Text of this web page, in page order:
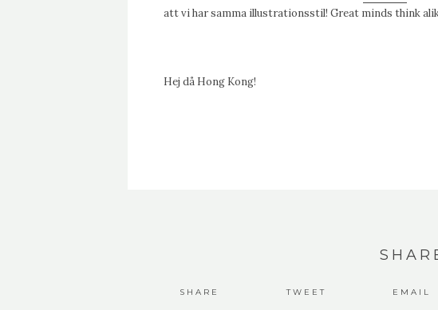
att vi har samma illustrationsstil! Great minds think
Hej då Hong Kong!
SHARE TWEET EMAIL